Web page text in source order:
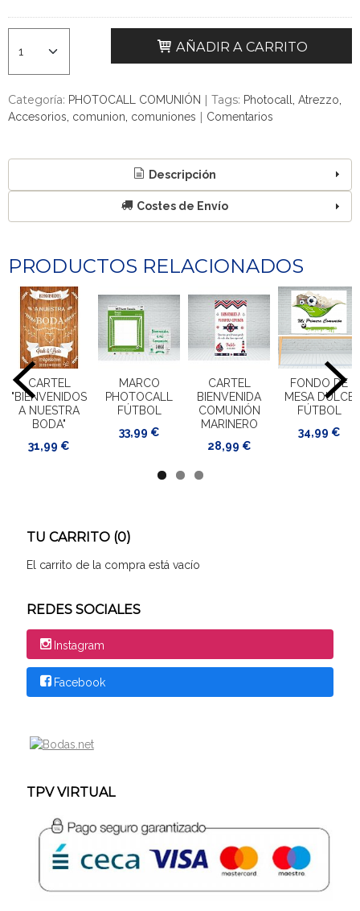
TU CARRITO (0)
El carrito de la compra está vacío
REDES SOCIALES
Instagram
Facebook
TPV VIRTUAL
AÑADIR A CARRITO
Categoría: PHOTOCALL COMUNIÓN | Tags: Photocall Atrezzo
Accesorios comunion comuniones | Comentarios
Descripción
Costes de Envío
PRODUCTOS RELACIONADOS
CARTEL
"BIENVENIDOS
A NUESTRA
BODA"
31,99 €
MARCO
PHOTOCALL
FÚTBOL
33,99 €
CARTEL
BIENVENIDA
COMUNIÓN
MARINERO
28,99 €
FONDO DE
MESA DULCE
FÚTBOL
34,99 €